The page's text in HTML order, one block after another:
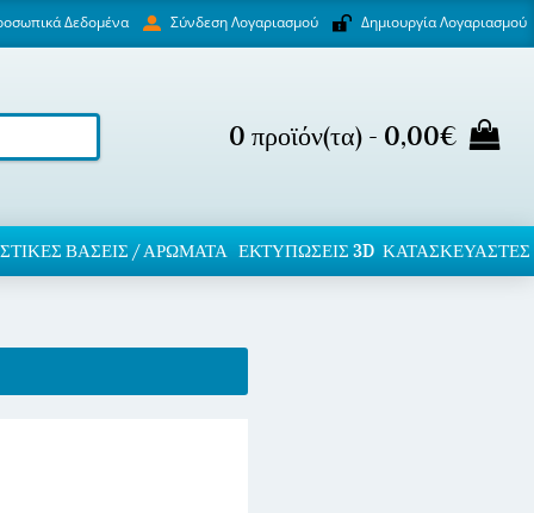
Δεδομένα Σύνδεση Λογαριασμού Δημιουργία Λογαριασμού
0 προϊόν(τα) - 0,00€
ΒΆΣΕΙΣ / ΑΡΏΜΑΤΑ ΕΚΤΥΠΏΣΕΙΣ 3D ΚΑΤΑΣΚΕΥΑΣΤΕΣ